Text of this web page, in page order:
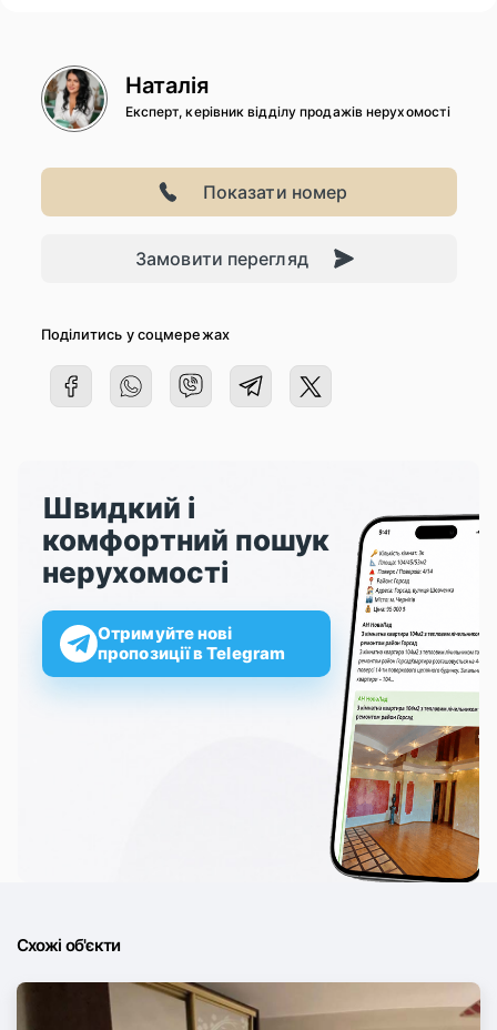
Наталія
Експерт, керівник відділу продажів нерухомості
Показати номер
Замовити перегляд
Поділитись у соцмережах
Швидкий і
комфортний пошук
нерухомості
Отримуйте нові
пропозиції в Telegram
Схожі об'єкти